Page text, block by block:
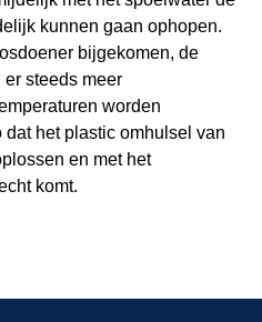
kunnen gaan ophopen.
bijgekomen, de
steeds meer
worden
het plastic omhulsel van
en met het
komt.